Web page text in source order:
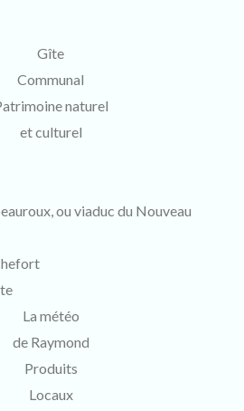
Gîte
Communal
naturel
et culturel
ou viaduc du Nouveau
La météo
de Raymond
Produits
Locaux